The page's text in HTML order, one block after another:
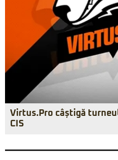
Virtus.Pro câștigă
CIS